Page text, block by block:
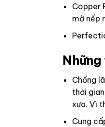
Copper
mờ nếp
Chống
thời
xưa. Vì
Cung